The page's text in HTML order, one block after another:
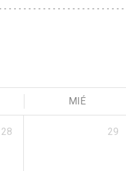
MIÉ
28 29